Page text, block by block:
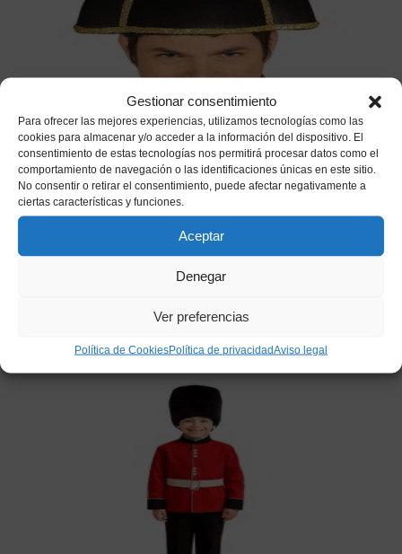
Gestionar consentimiento
Para ofrecer las mejores experiencias, utilizamos tecnologías como las
cookies para almacenar y/o acceder a la información del dispositivo. El
consentimiento de estas tecnologías nos permitirá procesar datos como el
comportamiento de navegación o las identificaciones únicas en este sitio.
No consentir o retirar el consentimiento, puede afectar negativamente a
ciertas características y funciones.
Aceptar
Denegar
Ver preferencias
Política de CookiesPolítica de privacidadAviso legal
MONTERA TORERO FIELTRO
5,50€ IVA incluido
Añadir a mi lista de deseos
Productos relacionados